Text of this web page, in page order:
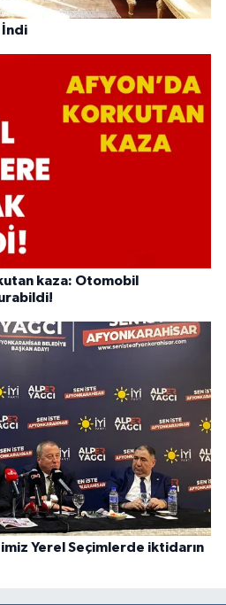
İndi
kaza: Otomobil
Yerel Seçimlerde iktidarın